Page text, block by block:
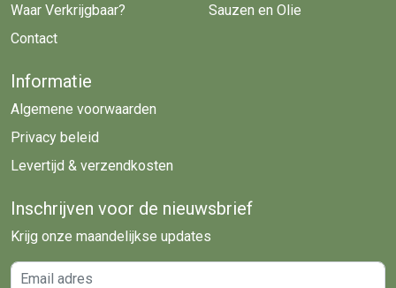
Waar Verkrijgbaar?
Contact
Sauzen en Olie
Informatie
Algemene voorwaarden
Privacy beleid
Levertijd & verzendkosten
Inschrijven voor de nieuwsbrief
Krijg onze maandelijkse updates
Email adres